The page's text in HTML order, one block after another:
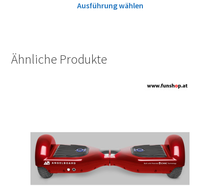
Ausführung wählen
Ähnliche Produkte